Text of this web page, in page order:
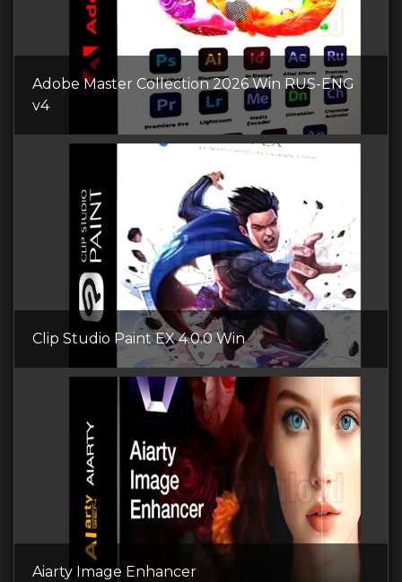
Adobe Master Collection 2026 Win RUS-ENG
v4
Clip Studio Paint EX 4.0.0 Win
Aiarty Image Enhancer